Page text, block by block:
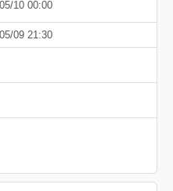
10 00:00
09 21:30